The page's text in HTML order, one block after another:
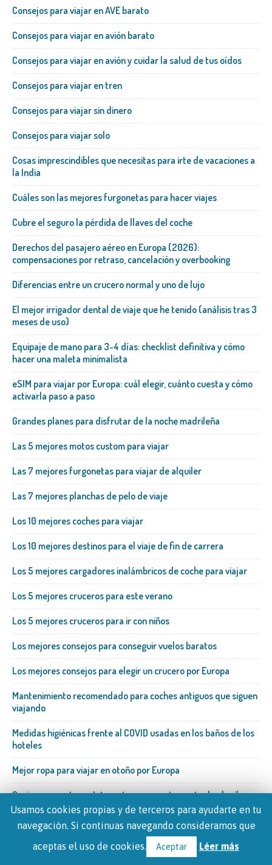
Consejos para viajar en AVE barato
Consejos para viajar en avión barato
Consejos para viajar en avión y cuidar la salud de tus oídos
Consejos para viajar en tren
Consejos para viajar sin dinero
Consejos para viajar solo
Cosas imprescindibles que necesitas para irte de vacaciones a
la India
Cuáles son las mejores furgonetas para hacer viajes
Cubre el seguro la pérdida de llaves del coche
Derechos del pasajero aéreo en Europa (2026):
compensaciones por retraso, cancelación y overbooking
Diferencias entre un crucero normal y uno de lujo
El mejor irrigador dental de viaje que he tenido (análisis tras 3
meses de uso)
Equipaje de mano para 3-4 días: checklist definitiva y cómo
hacer una maleta minimalista
eSIM para viajar por Europa: cuál elegir, cuánto cuesta y cómo
activarla paso a paso
Grandes planes para disfrutar de la noche madrileña
Las 5 mejores motos custom para viajar
Las 7 mejores furgonetas para viajar de alquiler
Las 7 mejores planchas de pelo de viaje
Los 10 mejores coches para viajar
Los 10 mejores destinos para el viaje de fin de carrera
Los 5 mejores cargadores inalámbricos de coche para viajar
Los 5 mejores cruceros para este verano
Los 5 mejores cruceros para ir con niños
Los mejores consejos para conseguir vuelos baratos
Los mejores consejos para elegir un crucero por Europa
Mantenimiento recomendado para coches antiguos que siguen
viajando
Medidas higiénicas frente al COVID usadas en los baños de los
hoteles
Mejor ropa para viajar en otoño por Europa
Opciones para tener Internet en un apartamento de alquiler
durante las vacaciones
Peajes en Europa: viñeta, telepeaje y autopistas (guía país por
país para ahorrar)
Usamos cookies propias y de terceros para ayudarte en tu
navegación. Si continuas navegando consideramos que
aceptas el uso de cookies.
Aceptar Léer más